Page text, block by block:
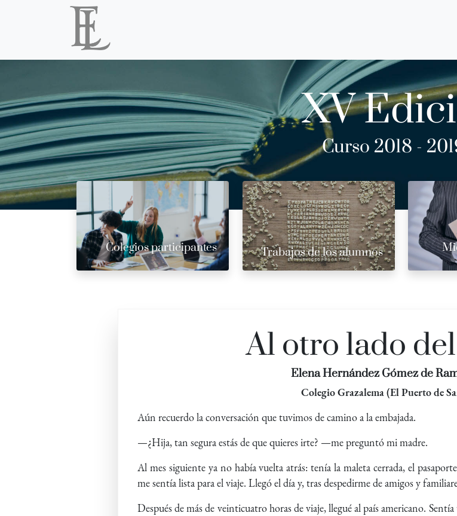
XV
Curso 2018 -
Colegios participantes Trabajos de los alumnos
Al otro lado
Elena Hernández Gómez de
Colegio Grazalema (El Puerto de
Aún recuerdo la conversación que tuvimos de camino a la embajada.
—¿Hija, tan segura estás de que quieres irte? —me preguntó mi madre.
Al mes siguiente ya no había vuelta atrás: tenía la maleta cerrada, el
me sentía lista para el viaje. Llegó el día y, tras despedirme de amigos y
Después de más de veinticuatro horas de viaje, llegué al país americano.